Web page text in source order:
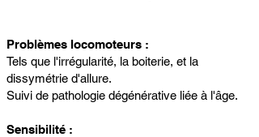
Problèmes locomoteurs :
Tels que l'irrégularité, la boiterie, et la
dissymétrie d'allure.
​Suivi de pathologie dégénérative liée à l'âge.
Sensibilité :